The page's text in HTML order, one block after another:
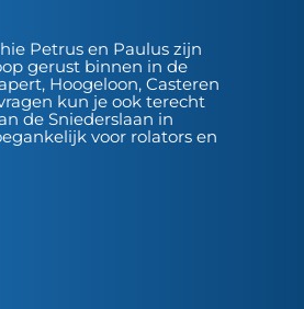
Petrus en Paulus zijn
gerust binnen in de
Hoogeloon, Casteren
kun je ook terecht
de Sniederslaan in
voor rolators en